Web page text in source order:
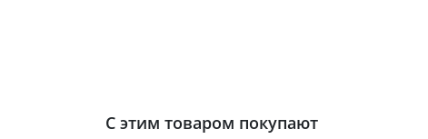
С этим товаром покупают